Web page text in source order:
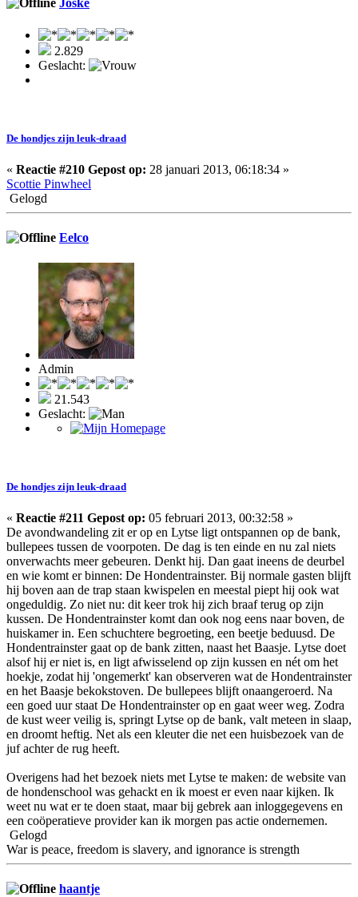
Joske
2.829
Geslacht:
De hondjes zijn leuk-draad
« Reactie #210 Gepost op: 28 januari 2013, 06:18:34 »
Scottie Pinwheel
Gelogd
Eelco
Admin
21.543
Geslacht:
De hondjes zijn leuk-draad
« Reactie #211 Gepost op: 05 februari 2013, 00:32:58 »
De avondwandeling zit er op en Lytse ligt ontspannen op de bank,
bullepees tussen de voorpoten. De dag is ten einde en nu zal niets
onverwachts meer gebeuren. Denkt hij. Dan gaat ineens de deurbel
en wie komt er binnen: De Hondentrainster. Bij normale gasten blijft
hij boven aan de trap staan kwispelen en meestal piept hij ook wat
ongeduldig. Zo niet nu: dit keer trok hij zich braaf terug op zijn
kussen. De Hondentrainster komt dan ook nog eens naar boven, de
huiskamer in. Een schuchtere begroeting, een beetje beduusd. De
Hondentrainster gaat op de bank zitten, naast het Baasje. Lytse doet
alsof hij er niet is, en ligt afwisselend op zijn kussen en nét om het
hoekje, zodat hij 'ongemerkt' kan observeren wat de Hondentrainster
en het Baasje bekokstoven. De bullepees blijft onaangeroerd. Na
een goed uur staat De Hondentrainster op en gaat weer weg. Zodra
de kust weer veilig is, springt Lytse op de bank, valt meteen in slaap,
en droomt heftig. Net als een kleuter die net een huisbezoek van de
juf achter de rug heeft.
Overigens had het bezoek niets met Lytse te maken: de website van
de hondenschool was gehackt en ik moest er even naar kijken. Ik
weet nu wat er te doen staat, maar bij gebrek aan inloggegevens en
een coöperatieve provider kan ik morgen pas actie ondernemen.
Gelogd
War is peace, freedom is slavery, and ignorance is strength
haantje